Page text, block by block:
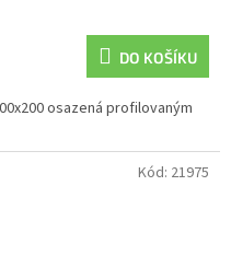
DO KOŠÍKU
osazená profilovaným
Kód: 21975